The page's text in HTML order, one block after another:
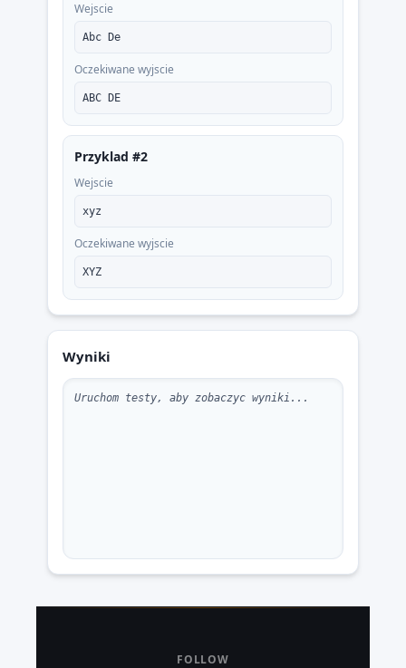
Wejscie
Abc De
Oczekiwane wyjscie
ABC DE
Przyklad #2
Wejscie
xyz
Oczekiwane wyjscie
XYZ
Wyniki
FOLLOW